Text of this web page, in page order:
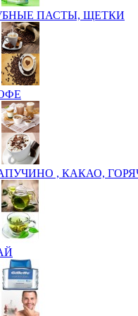
ПАСТЫ, ЩЕТКИ
, КАКАО,